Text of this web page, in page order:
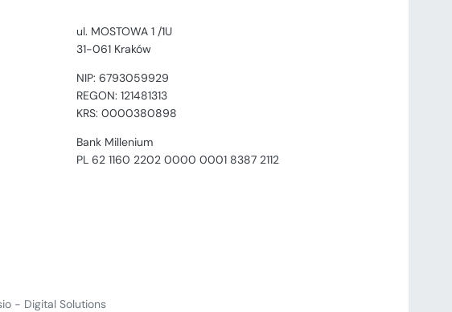
ul. MOSTOWA 1 /1U
31-061 Kraków
NIP: 6793059929
REGON: 121481313
KRS: 0000380898
Bank Millenium
PL 62 1160 2202 0000 0001 8387 2112
- Digital Solutions